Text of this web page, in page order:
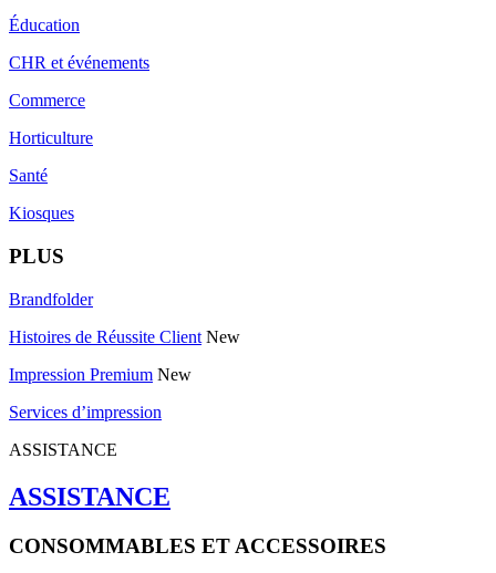
Éducation
CHR et événements
Commerce
Horticulture
Santé
Kiosques
PLUS
Brandfolder
Histoires de Réussite Client New
Impression Premium New
Services d’impression
ASSISTANCE
ASSISTANCE
CONSOMMABLES ET ACCESSOIRES